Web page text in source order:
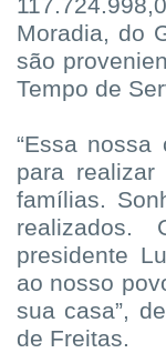
Moradia, do
são
Tempo de
“Essa nossa
para
famílias.
realizados.
presidente
ao nosso
sua casa”,
de Freitas.